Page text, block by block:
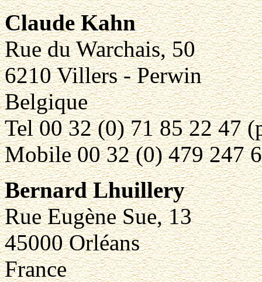
Claude Kahn
Rue du Warchais, 50
6210 Villers - Perwin
Belgique
Tel 00 32 (0) 71 85 22 47
Mobile 00 32 (0) 479 247
Bernard Lhuillery
Rue Eugène Sue, 13
45000 Orléans
France